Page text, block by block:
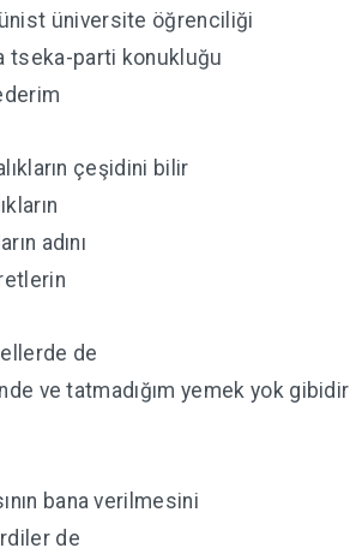
üniversite öğrenciliği
tseka-parti konukluğu
çeşidini bilir
adını
de
ve tatmadığım yemek yok gibidir
bana verilmesini
de